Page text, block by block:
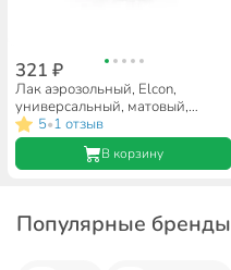
321 ₽
Лак аэрозольный, Elcon,
универсальный, матовый,
акриловый, бесцветный, для
внутренних и наружных работ,
5•1 отзыв
В корзину
Популярные бренды